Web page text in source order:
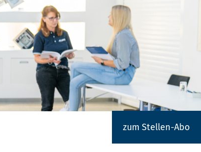
zum Stellen-Abo